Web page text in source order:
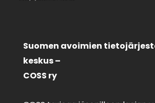
Suomen avoimien
keskus –
COSS ry